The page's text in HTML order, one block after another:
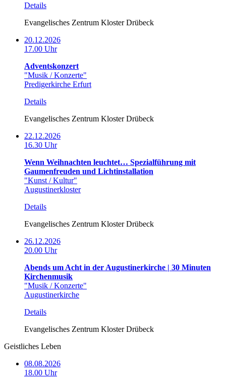
Details
Evangelisches Zentrum Kloster Drübeck
20.12.2026
17.00 Uhr
Adventskonzert
"Musik / Konzerte"
Predigerkirche Erfurt
Details
Evangelisches Zentrum Kloster Drübeck
22.12.2026
16.30 Uhr
Wenn Weihnachten leuchtet… Spezialführung mit
Gaumenfreuden und Lichtinstallation
"Kunst / Kultur"
Augustinerkloster
Details
Evangelisches Zentrum Kloster Drübeck
26.12.2026
20.00 Uhr
Abends um Acht in der Augustinerkirche | 30 Minuten
Kirchenmusik
"Musik / Konzerte"
Augustinerkirche
Details
Evangelisches Zentrum Kloster Drübeck
Geistliches Leben
08.08.2026
18.00 Uhr